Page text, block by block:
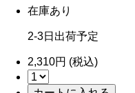
在庫あり
2-3日出荷予定
2,310円 (税込)